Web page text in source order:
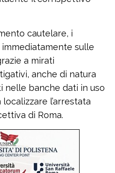
cautelare, i
sulle
a mirati
anche di natura
nelle banche dati in uso
l’arrestata
di Roma.